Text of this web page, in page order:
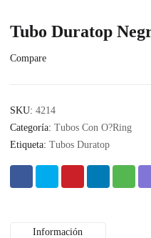
Tubo Duratop
Compare
SKU: 4214
Categoría: Tubos Con O?Ring
Etiqueta: Tubos Duratop
Información